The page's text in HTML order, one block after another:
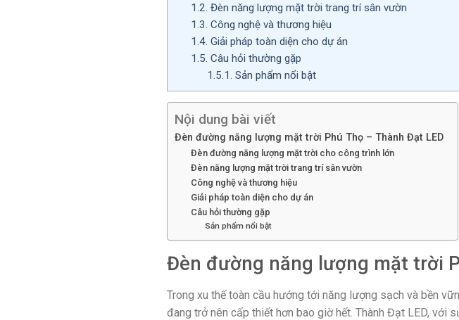
1.2. Đèn năng lượng mặt trời trang trí sân vườn
1.3. Công nghệ và thương hiệu
1.4. Giải pháp toàn diện cho dự án
1.5. Câu hỏi thường gặp
1.5.1. Sản phẩm nổi bật
Nội dung bài viết
Đèn đường năng lượng mặt trời Phú Thọ – Thành Đạt LED
Đèn đường năng lượng mặt trời cho công trình lớn
Đèn năng lượng mặt trời trang trí sân vườn
Công nghệ và thương hiệu
Giải pháp toàn diện cho dự án
Câu hỏi thường gặp
Sản phẩm nổi bật
Đèn đường năng lượng mặt trời
Trong xu thế toàn cầu hướng tới năng lượng sạch và bền
đang trở nên cấp thiết hơn bao giờ hết. Thành Đạt LED, với